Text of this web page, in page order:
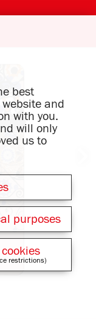
best
and
with you.
will only
us to
purposes
restrictions)